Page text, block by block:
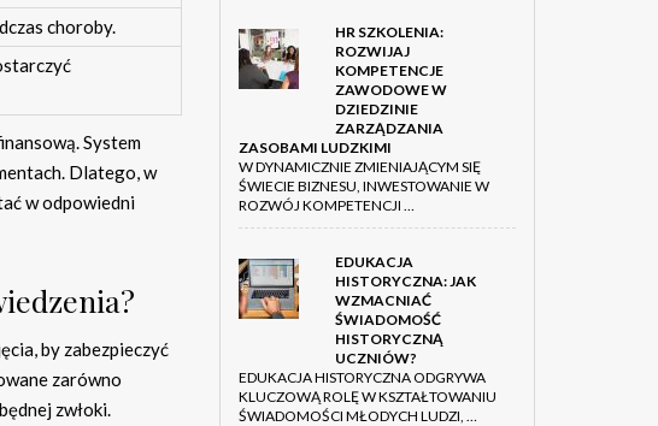
choroby.
System
Dlatego, w
w odpowiedni
by zabezpieczyć
zarówno
zwłoki.
HR SZKOLENIA:
ROZWIJAJ
KOMPETENCJE
ZAWODOWE W
DZIEDZINIE
ZARZĄDZANIA
ZASOBAMI LUDZKIMI
W DYNAMICZNIE ZMIENIAJĄCYM SIĘ
ŚWIECIE BIZNESU, INWESTOWANIE W
ROZWÓJ KOMPETENCJI …
EDUKACJA
HISTORYCZNA: JAK
WZMACNIAĆ
ŚWIADOMOŚĆ
HISTORYCZNĄ
UCZNIÓW?
EDUKACJA HISTORYCZNA ODGRYWA
KLUCZOWĄ ROLĘ W KSZTAŁTOWANIU
ŚWIADOMOŚCI MŁODYCH LUDZI, …